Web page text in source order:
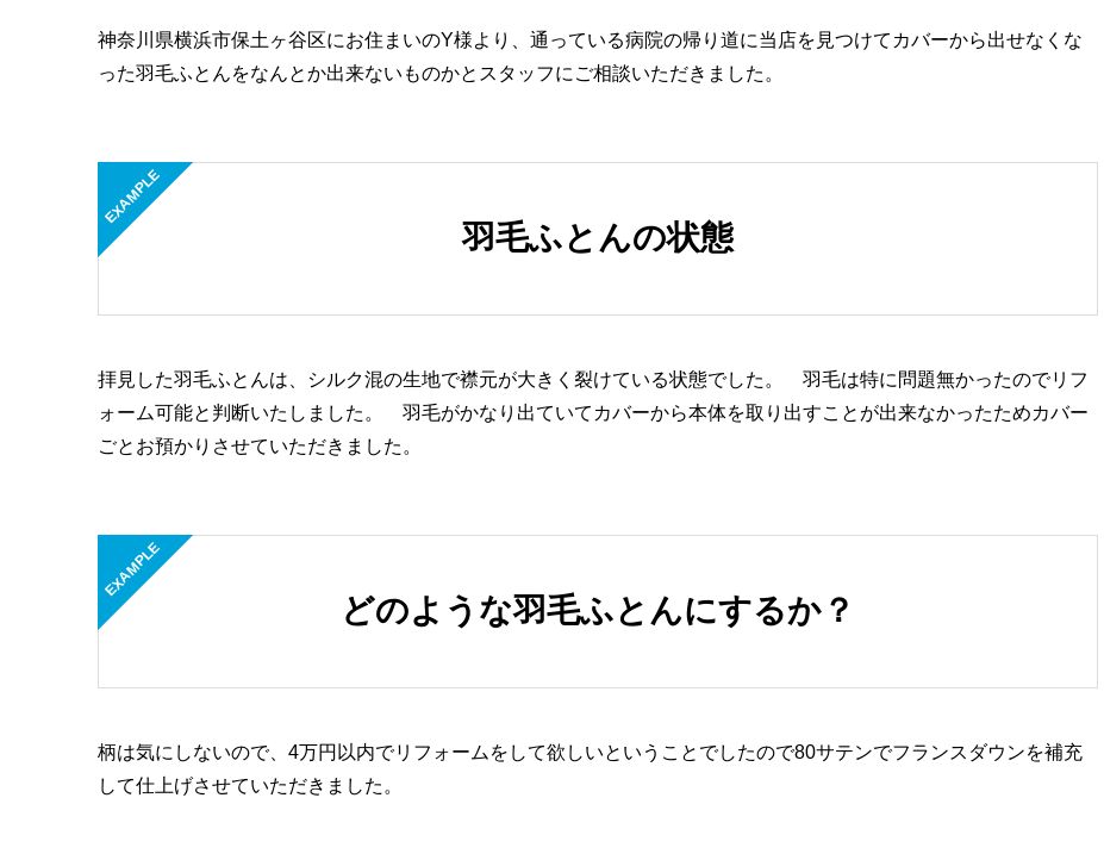
神奈川県横浜市保土ヶ谷区にお住まいのY様より、通っている病院の帰り道に当店を見つけてカバーから出せなくな
った羽毛ふとんをなんとか出来ないものかとスタッフにご相談いただきました。
EXAMPLE
羽毛ふとんの状態
拝見した羽毛ふとんは、シルク混の生地で襟元が大きく裂けている状態でした。 羽毛は特に問題無かったのでリフ
ォーム可能と判断いたしました。 羽毛がかなり出ていてカバーから本体を取り出すことが出来なかったためカバー
ごとお預かりさせていただきました。
EXAMPLE
どのような羽毛ふとんにするか？
柄は気にしないので、4万円以内でリフォームをして欲しいということでしたので80サテンでフランスダウンを補充
して仕上げさせていただきました。